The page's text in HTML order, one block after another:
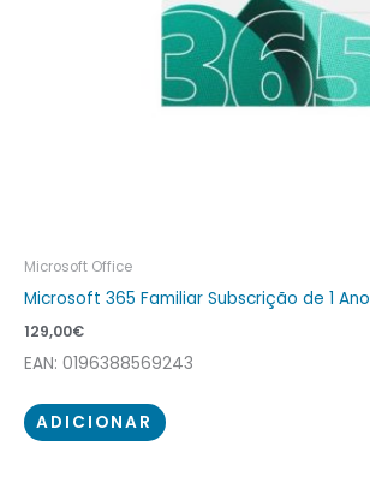
Microsoft Office
Microsoft 365 Familiar Subscrição de 1 Ano
129,00€
EAN: 0196388569243
ADICIONAR